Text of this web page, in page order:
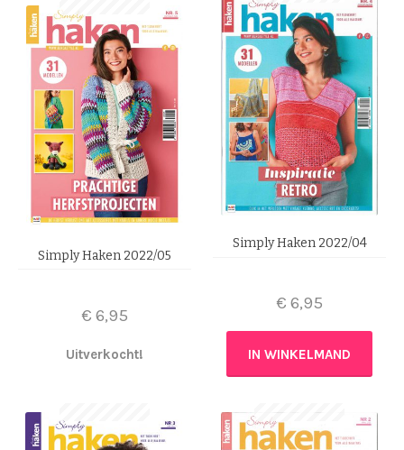
Simply Haken 2022/05
€ 6,95
Uitverkocht!
Simply Haken 2022/04
€ 6,95
IN WINKELMAND